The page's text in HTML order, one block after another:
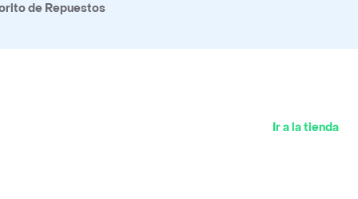
de Repuestos
Ir a la tienda